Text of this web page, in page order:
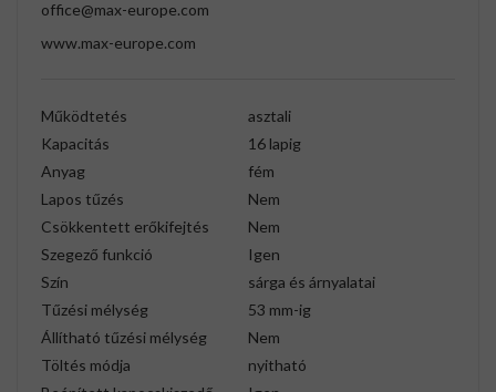
office@max-europe.com
www.max-europe.com
Működtetés
asztali
Kapacitás
16 lapig
Anyag
fém
Lapos tűzés
Nem
Csökkentett erőkifejtés
Nem
Szegező funkció
Igen
Szín
sárga és árnyalatai
Tűzési mélység
53 mm-ig
Állítható tűzési mélység
Nem
Töltés módja
nyitható